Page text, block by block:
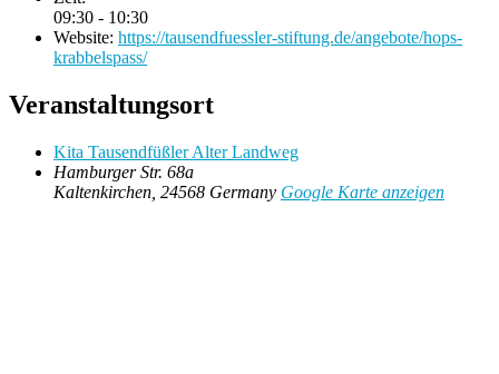
09:30 - 10:30
Website: https://tausendfuessler-stiftung.de/angebote/hops-
krabbelspass/
Veranstaltungsort
Kita Tausendfüßler Alter Landweg
Hamburger Str. 68a
Kaltenkirchen 24568 Germany Google Karte anzeigen